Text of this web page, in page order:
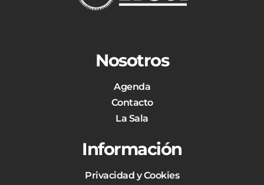
Nosotros
Agenda
Contacto
La Sala
Información
Privacidad y Cookies